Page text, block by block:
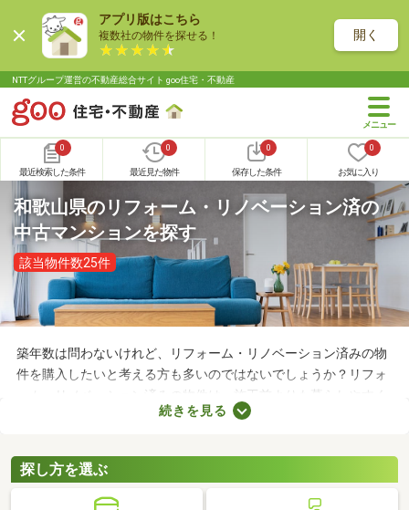
アプリ版はこちら
複数社の物件を探せる！ 開く
NTTグループ運営の不動産総合サイト goo住宅・不動産
0
最近検索した条件
0
最近見た物件
0
保存した条件
0
お気に入り
和歌山県のリフォーム・リノベーション済の
中古マンションを探す
該当物件数25件
築年数は問わないけれど、リフォーム・リノベーション済みの物
件を購入したいと考える方も多いのではないでしょうか？リフォ
ーム・リノベーション済みの物件は、施工前よりも暮らしやすく
なっていることがポイント。住みやすさを感じられる最良の物件
済みの中古マンションを紹介しますので、ぜひチェックしてみて
くださいね。
続きを見る
探し方を選ぶ